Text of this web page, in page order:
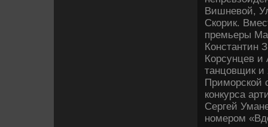
Вишневой,
Скорик.
премьеры
Константин
Корсунцев и
танцовщик
Приморской
конкурса
Сергей
номером